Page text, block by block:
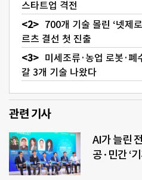
스타트업 격전
700개 기술 몰린 ‘넷제
르츠 결선 첫 진출
미세조류·농업 로봇·
갈 3개 기술 나왔다
관련 기사
AI가 늘린
공·민간 ‘